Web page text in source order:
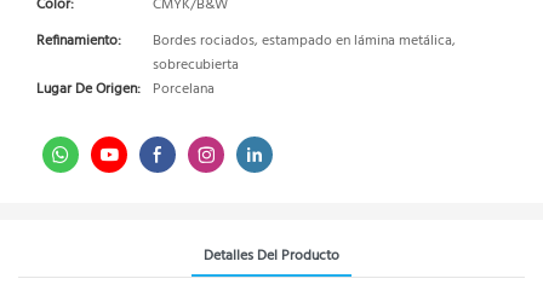
Color:
CMYK/B&W
Refinamiento:
Bordes rociados, estampado en lámina metálica,
sobrecubierta
Lugar De Origen: Porcelana
Detalles Del Producto